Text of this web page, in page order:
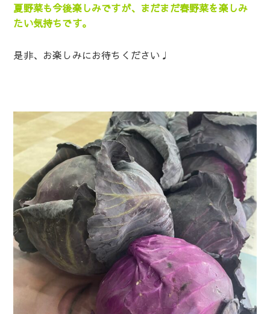
夏野菜も今後楽しみですが、まだまだ春野菜を楽しみ
たい気持ちです。
是非、お楽しみにお待ちください♩